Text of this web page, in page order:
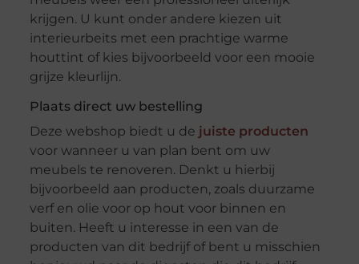
krijgen. U kunt onder andere kiezen uit
interieurbeits met een prachtige warme
houttint of kies bijvoorbeeld voor een mooie
grijze kleurlijn.
Plaats direct uw bestelling
Deze webshop biedt u de juiste producten
voor wanneer u van plan bent om uw
meubels te renoveren. Denkt u hierbij
bijvoorbeeld aan producten, zoals duurzame
verf en olie voor op hout voor binnen en
buiten. Heeft u interesse in een van de
producten van dit bedrijf of bent u misschien